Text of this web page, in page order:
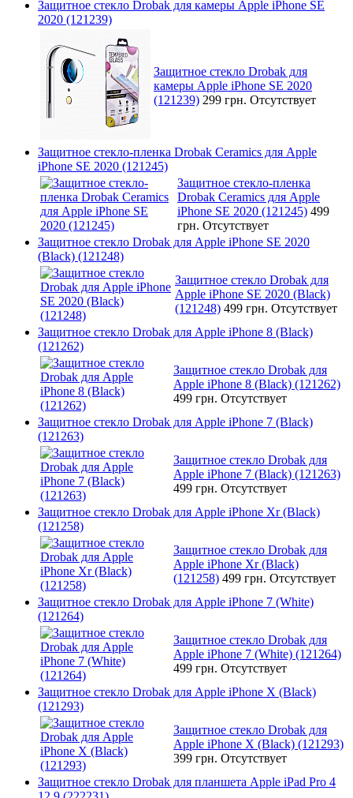
Защитное стекло Drobak для камеры Apple iPhone SE
2020 (121239)
Защитное стекло Drobak для
камеры Apple iPhone SE 2020
(121239) 299 грн. Отсутствует
Защитное стекло-пленка Drobak Ceramics для Apple
iPhone SE 2020 (121245)
Защитное стекло-пленка
Drobak Ceramics для Apple
iPhone SE 2020 (121245) 499
грн. Отсутствует
Защитное стекло Drobak для Apple iPhone SE 2020
(Black) (121248)
Защитное стекло Drobak для
Apple iPhone SE 2020 (Black)
(121248) 499 грн. Отсутствует
Защитное стекло Drobak для Apple iPhone 8 (Black)
(121262)
Защитное стекло Drobak для
Apple iPhone 8 (Black) (121262)
499 грн. Отсутствует
Защитное стекло Drobak для Apple iPhone 7 (Black)
(121263)
Защитное стекло Drobak для
Apple iPhone 7 (Black) (121263)
499 грн. Отсутствует
Защитное стекло Drobak для Apple iPhone Xr (Black)
(121258)
Защитное стекло Drobak для
Apple iPhone Xr (Black)
(121258) 499 грн. Отсутствует
Защитное стекло Drobak для Apple iPhone 7 (White)
(121264)
Защитное стекло Drobak для
Apple iPhone 7 (White) (121264)
499 грн. Отсутствует
Защитное стекло Drobak для Apple iPhone X (Black)
(121293)
Защитное стекло Drobak для
Apple iPhone X (Black) (121293)
399 грн. Отсутствует
Защитное стекло Drobak для планшета Apple iPad Pro 4